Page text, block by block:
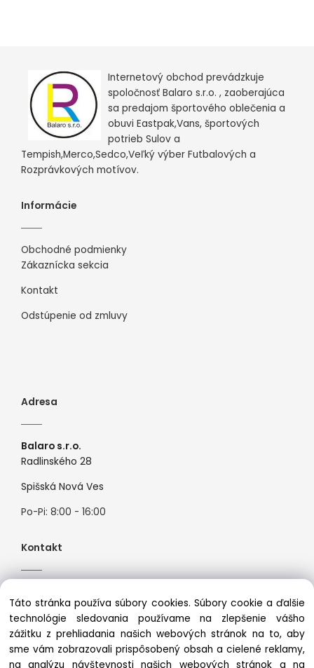
Internetový obchod prevádzkuje
spoločnosť Balaro s.r.o. , zaoberajúca
sa predajom športového oblečenia a
obuvi Eastpak,Vans, športových
potrieb Sulov a
Tempish,Merco,Sedco,Veľký výber Futbalových a
Rozprávkových motívov.
Informácie
Obchodné podmienky
Zákaznícka sekcia
Kontakt
Odstúpenie od zmluvy
Adresa
Balaro s.r.o.
Radlinského 28
Spišská Nová Ves
Po-Pi: 8:00 - 16:00
Kontakt
Mail:info@premiosport.sk
Táto stránka používa súbory cookies. Súbory cookie a ďalšie
technológie sledovania používame na zlepšenie vášho
zážitku z prehliadania našich webových stránok na to, aby
sme vám zobrazovali prispôsobený obsah a cielené reklamy,
na analýzu návštevnosti našich webových stránok a na